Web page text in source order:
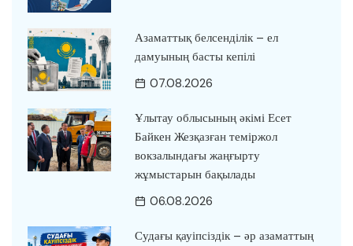
Азаматтық белсенділік – ел
дамуының басты кепілі
07.08.2026
Ұлытау облысының әкімі Есет
Байкен Жезқазған теміржол
вокзалындағы жаңғырту
жұмыстарын бақылады
06.08.2026
Судағы қауіпсіздік – әр азаматтың